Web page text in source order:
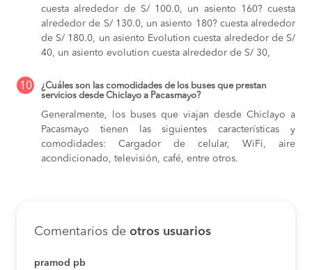
cuesta alrededor de S/ 100.0, un asiento 160? cuesta
alrededor de S/ 130.0, un asiento 180? cuesta alrededor
de S/ 180.0, un asiento Evolution cuesta alrededor de S/
40, un asiento evolution cuesta alrededor de S/ 30,
10
¿Cuáles son las comodidades de los buses que prestan
servicios desde Chiclayo a Pacasmayo?
Generalmente, los buses que viajan desde Chiclayo a
Pacasmayo tienen las siguientes características y
comodidades: Cargador de celular, WiFi, aire
acondicionado, televisión, café, entre otros.
Comentarios de otros usuarios
pramod pb